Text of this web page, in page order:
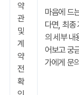
약
관
및
계
약
전
확
마음에 드
다면, 최종
의 세부 내
어보고 궁
가에게 문